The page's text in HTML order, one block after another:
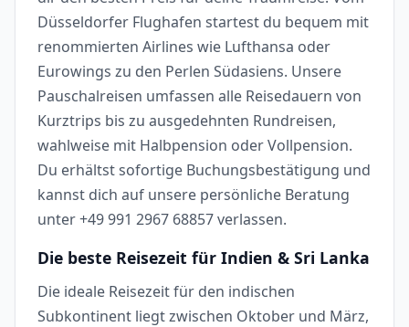
Düsseldorfer Flughafen startest du bequem mit
renommierten Airlines wie Lufthansa oder
Eurowings zu den Perlen Südasiens. Unsere
Pauschalreisen umfassen alle Reisedauern von
Kurztrips bis zu ausgedehnten Rundreisen,
wahlweise mit Halbpension oder Vollpension.
Du erhältst sofortige Buchungsbestätigung und
kannst dich auf unsere persönliche Beratung
unter +49 991 2967 68857 verlassen.
Die beste Reisezeit für Indien & Sri Lanka
Die ideale Reisezeit für den indischen
Subkontinent liegt zwischen Oktober und März,